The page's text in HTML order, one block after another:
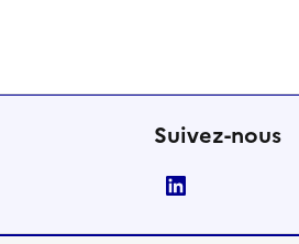
Suivez-nous